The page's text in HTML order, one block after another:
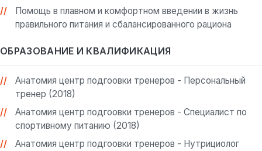
Помощь в плавном и комфортном введении в жизнь
правильного питания и сбалансированного рациона
ОБРАЗОВАНИЕ И КВАЛИФИКАЦИЯ
Анатомия центр подгоовки тренеров - Персональный
тренер (2018)
Анатомия центр подгоовки тренеров - Специалист по
спортивному питанию (2018)
Анатомия центр подгоовки тренеров - Нутрициолог